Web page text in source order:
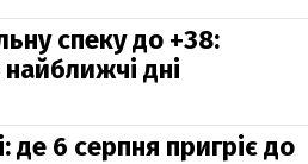
спеку до +38:
дні
де 6 серпня пригріє до